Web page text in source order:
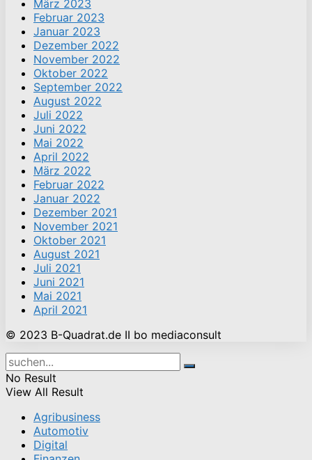
März 2023
Februar 2023
Januar 2023
Dezember 2022
November 2022
Oktober 2022
September 2022
August 2022
Juli 2022
Juni 2022
Mai 2022
April 2022
März 2022
Februar 2022
Januar 2022
Dezember 2021
November 2021
Oktober 2021
August 2021
Juli 2021
Juni 2021
Mai 2021
April 2021
© 2023 B-Quadrat.de II bo mediaconsult
No Result
View All Result
Agribusiness
Automotiv
Digital